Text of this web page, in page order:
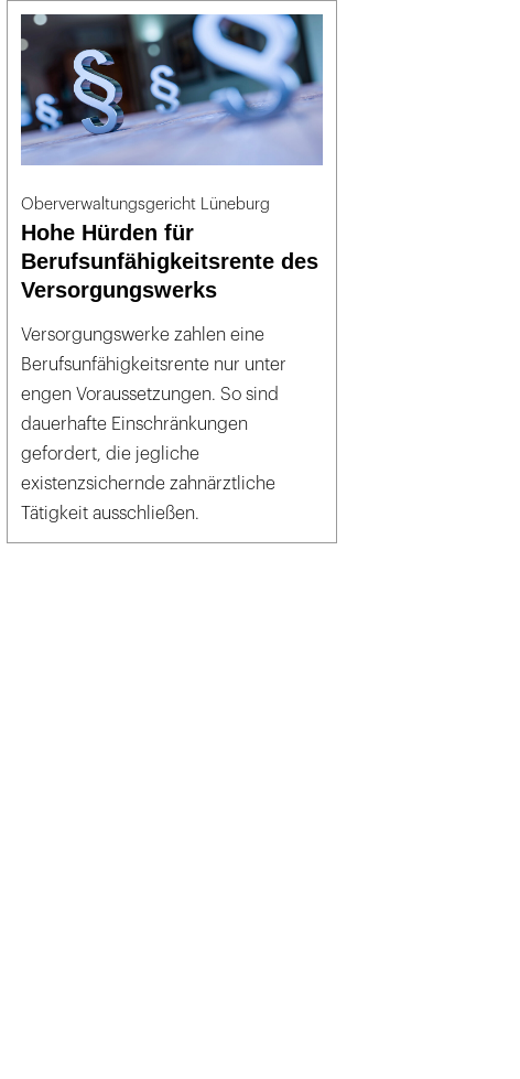
Oberverwaltungsgericht Lüneburg
Hohe Hürden für
Berufsunfähigkeitsrente des
Versorgungswerks
Versorgungswerke zahlen eine
Berufsunfähigkeitsrente nur unter
engen Voraussetzungen. So sind
dauerhafte Einschränkungen
gefordert, die jegliche
existenzsichernde zahnärztliche
Tätigkeit ausschließen.